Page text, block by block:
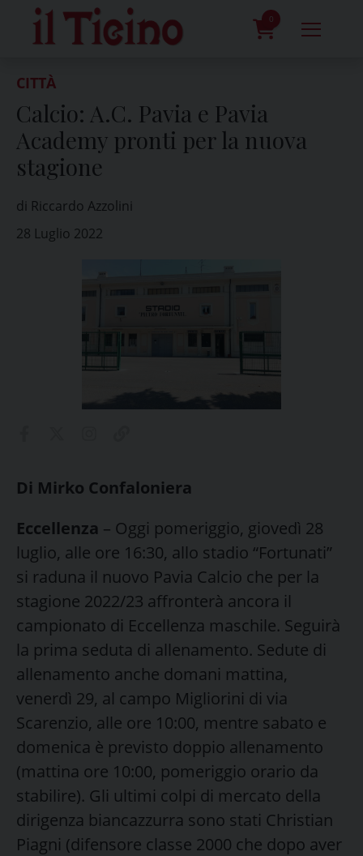
content
0
CITTÀ
Calcio: A.C. Pavia e Pavia
Academy pronti per la nuova
stagione
di Riccardo Azzolini
28 Luglio 2022
Di Mirko Confaloniera
Eccellenza – Oggi pomeriggio, giovedì 28
luglio, alle ore 16:30, allo stadio “Fortunati”
si raduna il nuovo Pavia Calcio che per la
stagione 2022/23 affronterà ancora il
campionato di Eccellenza maschile. Seguirà
la prima seduta di allenamento. Sedute di
allenamento anche domani mattina,
venerdì 29, al campo Migliorini di via
Scarenzio, alle ore 10:00, mentre sabato e
domenica è previsto doppio allenamento
(mattina ore 10:00, pomeriggio orario da
stabilire). Gli ultimi colpi di mercato della
dirigenza biancazzurra sono stati Christian
Piagni (difensore classe 2000 che dopo aver